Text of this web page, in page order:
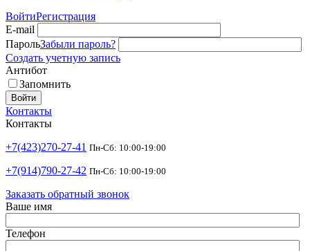
ВойтиРегистрация
E-mail
ПарольЗабыли пароль?
Создать учетную запись
Антибот
Запомнить
Войти
Контакты
Контакты
+7(423)270-27-41 Пн-Сб: 10:00-19:00
+7(914)790-27-42 Пн-Сб: 10:00-19:00
Заказать обратный звонок
Ваше имя
Телефон